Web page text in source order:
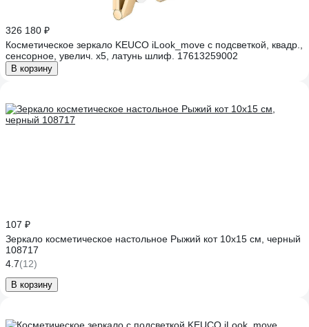
326 180 ₽
Косметическое зеркало KEUCO iLook_move с подсветкой, квадр.,
сенсорное, увелич. х5, латунь шлиф. 17613259002
В корзину
107 ₽
Зеркало косметическое настольное Рыжий кот 10x15 см, черный
108717
4.7(12)
В корзину